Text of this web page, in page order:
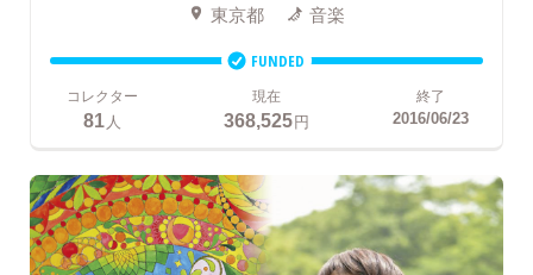
東京都 音楽
FUNDED
コレクター
81人
現在
368,525円
終了
2016/06/23